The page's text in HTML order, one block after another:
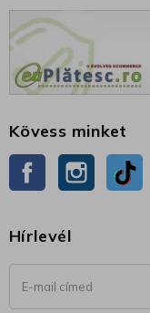
Kövess minket
Facebook Instagram
Hírlevél